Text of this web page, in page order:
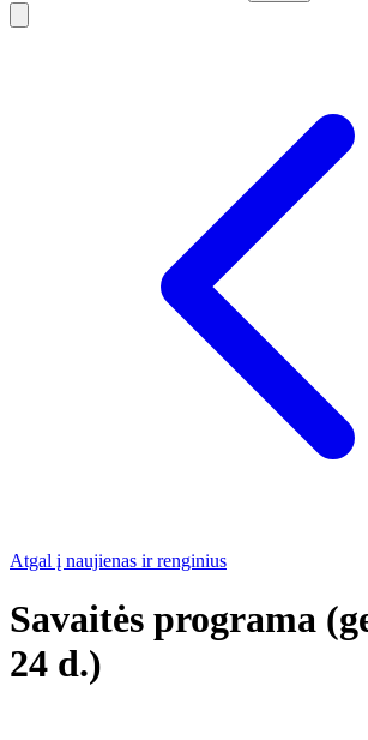
Atgal į naujienas ir renginius
Savaitės programa
24 d.)